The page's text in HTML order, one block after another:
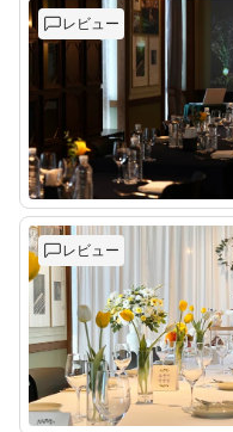
レビュー
レビュー